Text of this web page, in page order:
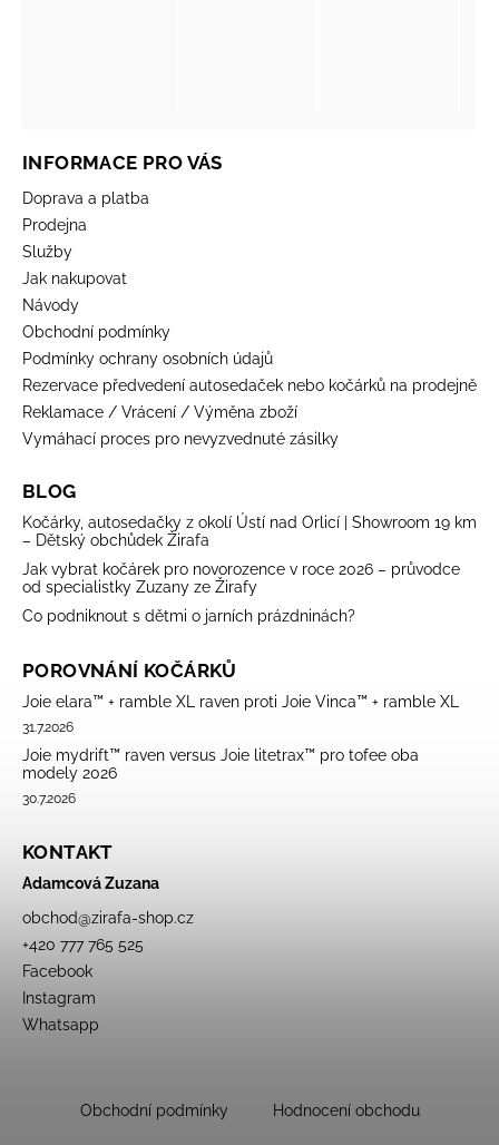
INFORMACE PRO VÁS
Doprava a platba
Prodejna
Služby
Jak nakupovat
Návody
Obchodní podmínky
Podmínky ochrany osobních údajů
Rezervace předvedení autosedaček nebo kočárků na prodejně
Reklamace / Vrácení / Výměna zboží
Vymáhací proces pro nevyzvednuté zásilky
BLOG
Kočárky, autosedačky z okolí Ústí nad Orlicí | Showroom 19 km
– Dětský obchůdek Žirafa
Jak vybrat kočárek pro novorozence v roce 2026 – průvodce
od specialistky Zuzany ze Žirafy
Co podniknout s dětmi o jarních prázdninách?
POROVNÁNÍ KOČÁRKŮ
Joie elara™ + ramble XL raven proti Joie Vinca™ + ramble XL
31.7.2026
Joie mydrift™ raven versus Joie litetrax™ pro tofee oba
modely 2026
30.7.2026
KONTAKT
Adamcová Zuzana
obchod@zirafa-shop.cz
+420 777 765 525
Facebook
Instagram
Whatsapp
Obchodní podmínky Hodnocení obchodu